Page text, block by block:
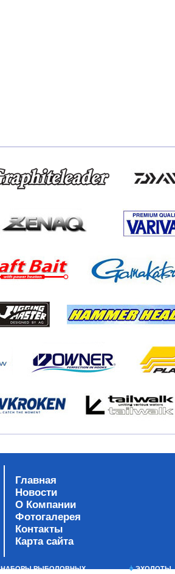
Главная
Новости
О Компании
Фотогалерея
Контакты
Карта сайта
НАБОРЫ РЫБОЛОВНЫХ
ЭХОЛОТЫ